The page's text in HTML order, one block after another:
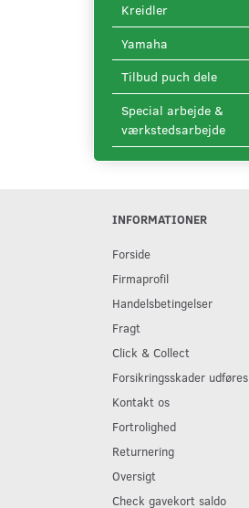
Kreidler
Yamaha
Tilbud puch dele
Special arbejde &
værkstedsarbejde
INFORMATIONER
Forside
Firmaprofil
Handelsbetingelser
Fragt
Click & Collect
Forsikringsskader udføres
Kontakt os
Fortrolighed
Returnering
Oversigt
Check gavekort saldo